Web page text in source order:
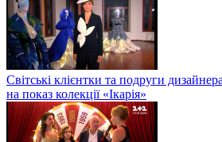
Світські клієнтки та подруги
на показ колекції «Ікарія»